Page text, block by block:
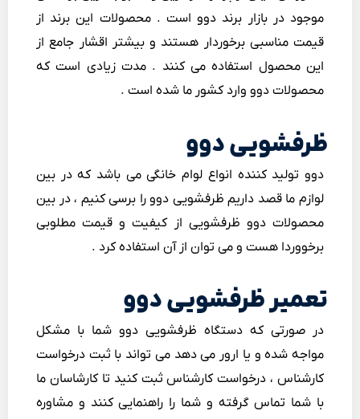
موجود در بازار برند دوو است . محصولات این برند از
قیمت مناسبی برخوردار هستند و بیشتر اقشار جامع از
این محصول استفاده می کنند . مدت زیادی است که
محصولات دوو وارد کشور ما شده است .
ظرفشویی دوو
دوو تولید کننده انواع لوام خانگی می باشد که در بین
لوازم ما قصد داریم ظرفشویی دوو را برسی کنیم ، در بین
محصولات دوو ظرفشویی از کیفیت و قیمت مطلوبی
برخووردا هست و می توان از آن استفاده کرد .
تعمیر ظرفشویی دوو
در صورتی که دستگاه ظرفشویی دوو شما با مشکل
مواجه شده و یا ارور می دهد می تواند با ثبت درخواست
کارشناس ، درخواست کارشناس ثبت کنید تا کارشاسان ما
با شما تماس گرفته و شما را راهنمایی کنند و مشاوره